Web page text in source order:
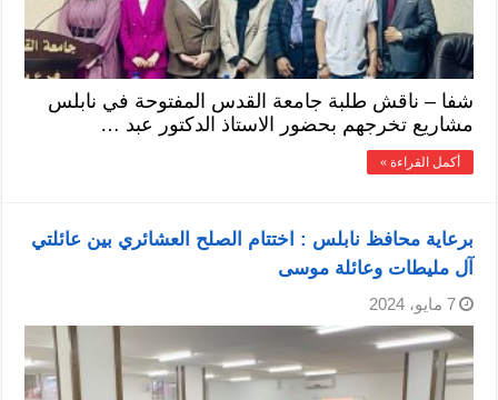
شفا – ناقش طلبة جامعة القدس المفتوحة في نابلس
مشاريع تخرجهم بحضور الاستاذ الدكتور عبد …
أكمل القراءة »
برعاية محافظ نابلس : اختتام الصلح العشائري بين عائلتي
آل مليطات وعائلة موسى
7 مايو، 2024